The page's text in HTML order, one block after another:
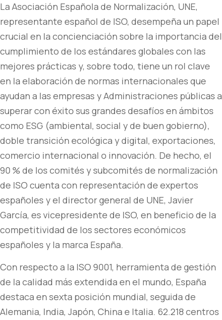
La Asociación Española de Normalización, UNE,
representante español de ISO, desempeña un papel
crucial en la concienciación sobre la importancia del
cumplimiento de los estándares globales con las
mejores prácticas y, sobre todo, tiene un rol clave
en la elaboración de normas internacionales que
ayudan a las empresas y Administraciones públicas a
superar con éxito sus grandes desafíos en ámbitos
como ESG (ambiental, social y de buen gobierno),
doble transición ecológica y digital, exportaciones,
comercio internacional o innovación. De hecho, el
90 % de los comités y subcomités de normalización
de ISO cuenta con representación de expertos
españoles y el director general de UNE, Javier
García, es vicepresidente de ISO, en beneficio de la
competitividad de los sectores económicos
españoles y la marca España.
Con respecto a la ISO 9001, herramienta de gestión
de la calidad más extendida en el mundo, España
destaca en sexta posición mundial, seguida de
Alemania, India, Japón, China e Italia. 62.218 centros